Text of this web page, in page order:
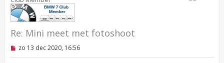
Re: Mini meet met fotoshoot
O
zo 13 dec 2020, 16:56